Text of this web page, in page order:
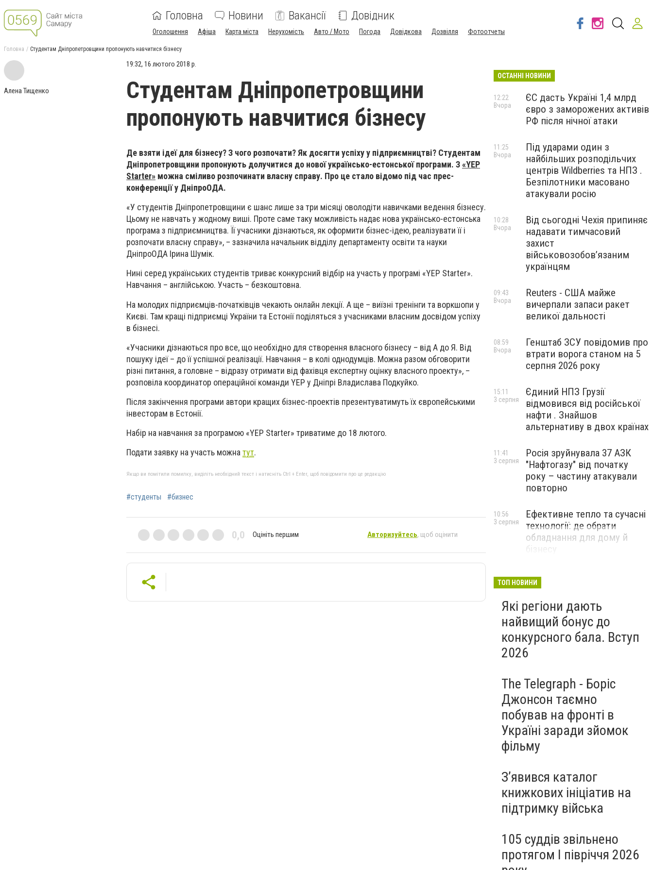
Головна Новини Вакансії Довідник
Оголошення Афіша Карта міста Нерухомість Авто / Мото Погода Довідкова Дозвілля Фотоотчеты
Головна Студентам Дніпропетровщини пропонують навчитися бізнесу
Алена Тищенко
19:32, 16 лютого 2018 р.
Студентам Дніпропетровщини
пропонують навчитися бізнесу
Де взяти ідеї для бізнесу? З чого розпочати? Як досягти успіху у підприємництві? Студентам
Дніпропетровщини пропонують долучитися до нової українсько-естонської програми. З«YEP
Starter» можна сміливо розпочинати власну справу. Про це стало відомо під час прес-
конференції у ДніпроОДА.
«У студентів Дніпропетровщини є шанс лише за три місяці оволодіти навичками ведення бізнесу.
Цьому не навчать у жодному виші. Проте саме таку можливість надає нова українсько-естонська
програма з підприємництва. Її учасники дізнаються, як оформити бізнес-ідею, реалізувати її і
розпочати власну справу», – зазначила начальник відділу департаменту освіти та науки
ДніпроОДА Ірина Шумік.
Нині серед українських студентів триває конкурсний відбір на участь у програмі «YEP Starter».
Навчання – англійською. Участь – безкоштовна.
На молодих підприємців-початківців чекають онлайн лекції. А ще – виїзні тренінги та воркшопи у
Києві. Там кращі підприємці України та Естонії поділяться з учасниками власним досвідом успіху
в бізнесі.
«Учасники дізнаються про все, що необхідно для створення власного бізнесу – від А до Я. Від
пошуку ідеї – до її успішної реалізації. Навчання – в колі однодумців. Можна разом обговорити
різні питання, а головне – відразу отримати від фахівця експертну оцінку власного проекту», –
розповіла координатор операційної команди YEP у Дніпрі Владислава Подкуйко.
Після закінчення програми автори кращих бізнес-проектів презентуватимуть їх європейськими
інвесторам в Естонії.
Набір на навчання за програмою «YEP Starter» триватиме до 18 лютого.
Подати заявку на участь можнатут.
Якщо ви помітили помилку, виділіть необхідний текст і натисніть Ctrl + Enter, щоб повідомити про це редакцію
#студенты #бизнес
0,0 Оцініть першим Авторизуйтесь, щоб оцінити
ОСТАННІ НОВИНИ
ЄС дасть Україні 1,4 млрд
євро з заморожених активів
РФ після нічної атаки
12:22
Вчора
Під ударами один з
найбільших розподільчих
центрів Wildberries та НПЗ .
Безпілотники масовано
атакували росію
11:25
Вчора
Від сьогодні Чехія припиняє
надавати тимчасовий
захист
військовозобов’язаним
українцям
10:28
Вчора
Reuters - США майже
вичерпали запаси ракет
великої дальності
09:43
Вчора
Генштаб ЗСУ повідомив про
втрати ворога станом на 5
серпня 2026 року
08:59
Вчора
Єдиний НПЗ Грузії
відмовився від російської
нафти . Знайшов
альтернативу в двох країнах
15:11
3 серпня
Росія зруйнувала 37 АЗК
"Нафтогазу" від початку
року – частину атакували
повторно
11:41
3 серпня
Ефективне тепло та сучасні
технології: де обрати
обладнання для дому й
бізнесу
10:56
3 серпня
ТОП НОВИНИ
Які регіони дають
найвищий бонус до
конкурсного бала. Вступ
2026
The Telegraph - Боріс
Джонсон таємно
побував на фронті в
Україні заради зйомок
фільму
З’явився каталог
книжкових ініціатив на
підтримку війська
105 суддів звільнено
протягом I півріччя 2026